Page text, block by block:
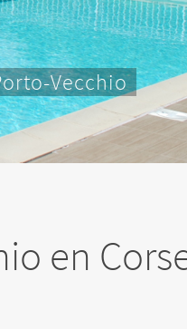
du sud
en